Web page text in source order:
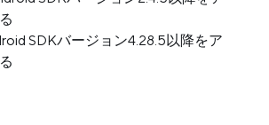
SDKバージョン4.28.5以降をア